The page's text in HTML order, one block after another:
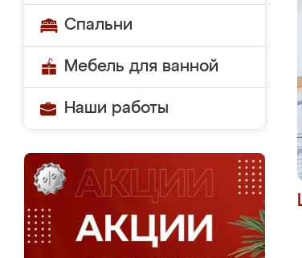
Спальни
Мебель для ванной
Наши работы